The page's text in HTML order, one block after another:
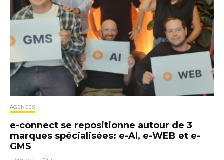
AGENCES
e-connect se repositionne autour de 3
marques spécialisées: e-AI, e-WEB et e-
GMS